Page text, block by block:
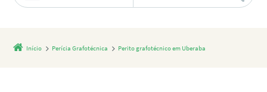
Início Perícia Grafotécnica Perito grafotécnico em Uberaba